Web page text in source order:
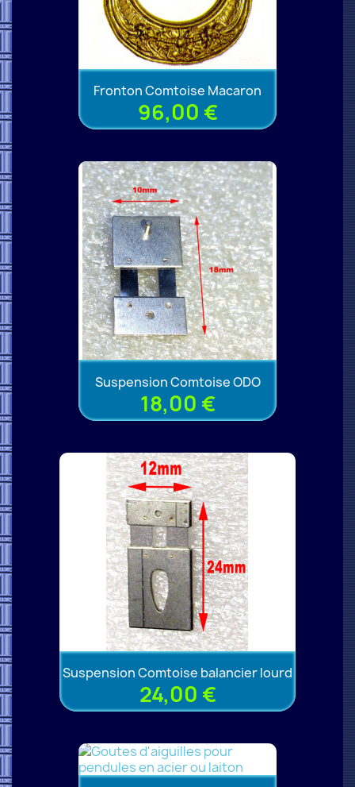
Fronton Comtoise Macaron
96,00 €
Suspension Comtoise ODO
18,00 €
Suspension Comtoise balancier lourd
24,00 €